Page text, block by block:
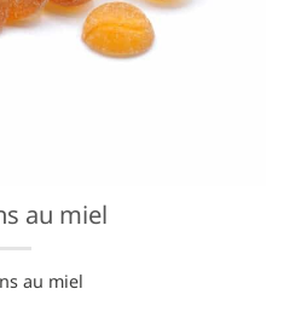
au miel
au miel